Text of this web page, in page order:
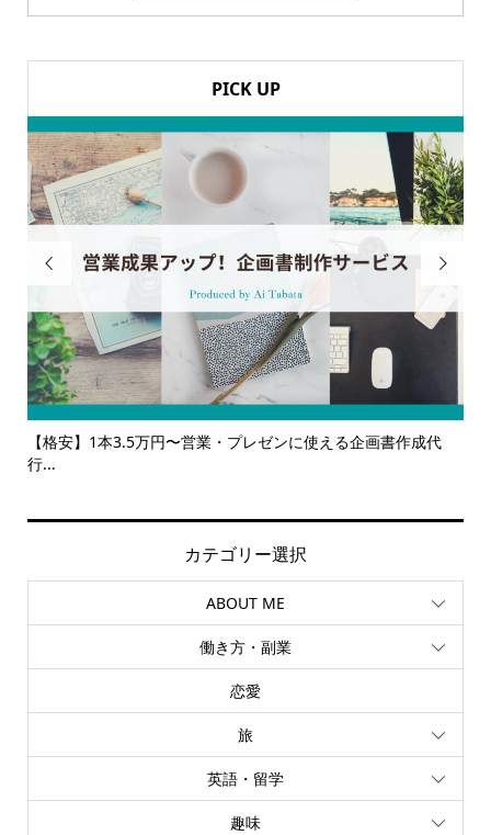
PICK UP

企画書作成代
【サービス一覧】広報・企画・デザインの単発依頼

カテゴリー選択
ABOUT ME
働き方・副業
恋愛
旅
英語・留学
趣味